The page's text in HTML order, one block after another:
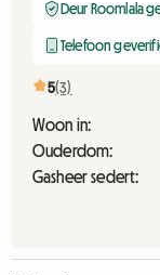
Deur Roomlala
Telefoon
5(3)
Woon in:
Ouderdom:
Gasheer sedert: